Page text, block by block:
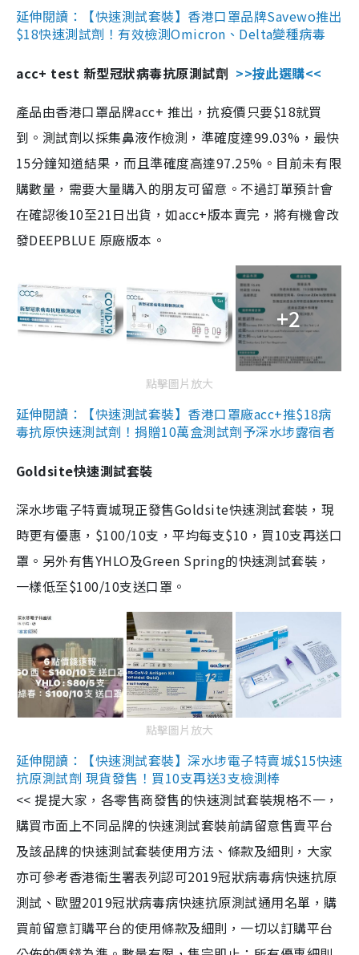
延伸閱讀：【快速測試套裝】香港口罩品牌Savewo推出
$18快速測試劑！有效檢測Omicron、Delta變種病毒
acc+ test 新型冠狀病毒抗原測試劑 >>按此選購<<
產品由香港口罩品牌acc+ 推出，抗疫價只要$18就買
到。測試劑以採集鼻液作檢測，準確度達99.03%，最快
15分鐘知道結果，而且準確度高達97.25%。目前未有限
購數量，需要大量購入的朋友可留意。不過訂單預計會
在確認後10至21日出貨，如acc+版本賣完，將有機會改
發DEEPBLUE 原廠版本。
+2
點擊圖片放大
延伸閱讀：【快速測試套裝】香港口罩廠acc+推$18病
毒抗原快速測試劑！捐贈10萬盒測試劑予深水埗露宿者
Goldsite快速測試套裝
深水埗電子特賣城現正發售Goldsite快速測試套裝，現
時更有優惠，$100/10支，平均每支$10，買10支再送口
罩。另外有售YHLO及Green Spring的快速測試套裝，
一樣低至$100/10支送口罩。
點擊圖片放大
延伸閱讀：【快速測試套裝】深水埗電子特賣城$15快速
抗原測試劑 現貨發售！買10支再送3支檢測棒
<< 提提大家，各零售商發售的快速測試套裝規格不一，
購買市面上不同品牌的快速測試套裝前請留意售賣平台
及該品牌的快速測試套裝使用方法、條款及細則，大家
亦可參考香港衞生署表列認可2019冠狀病毒病快速抗原
測試、歐盟2019冠狀病毒病快速抗原測試通用名單，購
買前留意訂購平台的使用條款及細則，一切以訂購平台